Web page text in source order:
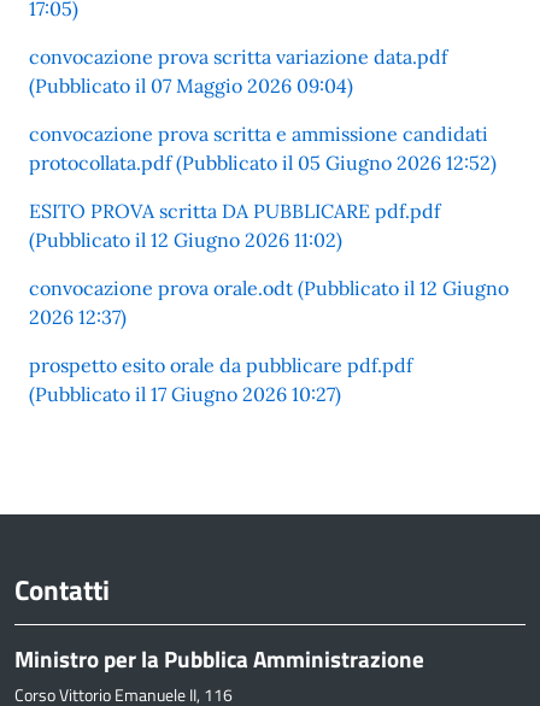
17:05)
convocazione prova scritta variazione data.pdf
(Pubblicato il 07 Maggio 2026 09:04)
convocazione prova scritta e ammissione candidati
protocollata.pdf (Pubblicato il 05 Giugno 2026 12:52)
ESITO PROVA scritta DA PUBBLICARE pdf.pdf
(Pubblicato il 12 Giugno 2026 11:02)
convocazione prova orale.odt (Pubblicato il 12 Giugno
2026 12:37)
prospetto esito orale da pubblicare pdf.pdf
(Pubblicato il 17 Giugno 2026 10:27)
Contatti
Ministro per la Pubblica Amministrazione
Corso Vittorio Emanuele II, 116